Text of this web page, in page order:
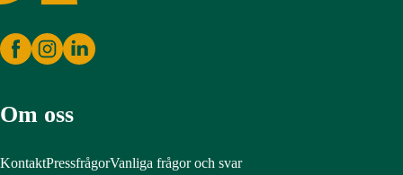
Om oss
KontaktPressfrågorVanliga frågor och svar